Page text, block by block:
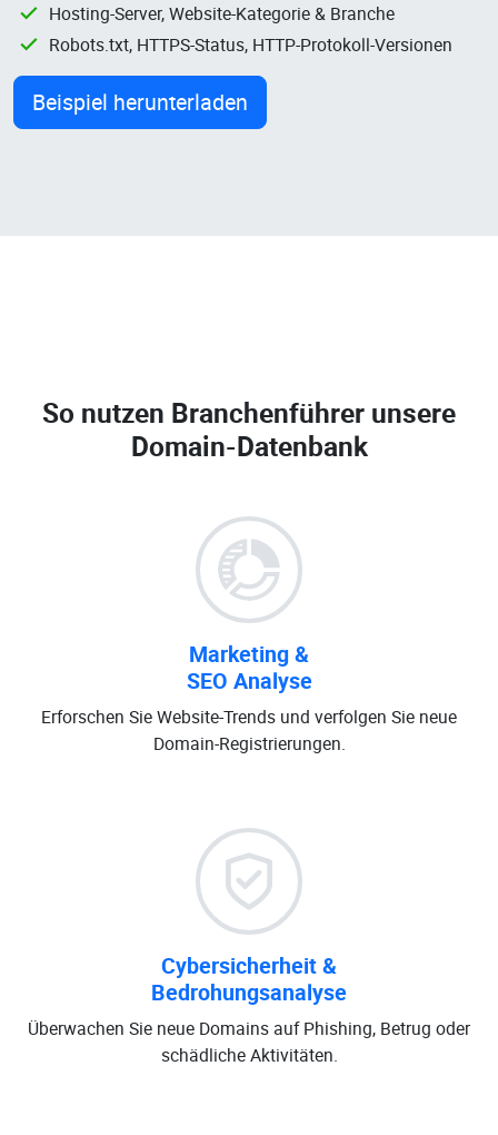
Hosting-Server, Website-Kategorie & Branche
Robots.txt, HTTPS-Status, HTTP-Protokoll-Versionen
Beispiel herunterladen
So nutzen Branchenführer unsere
Domain-Datenbank
Marketing &
SEO Analyse
Erforschen Sie Website-Trends und verfolgen Sie neue
Domain-Registrierungen.
Cybersicherheit &
Bedrohungsanalyse
Überwachen Sie neue Domains auf Phishing, Betrug oder
schädliche Aktivitäten.